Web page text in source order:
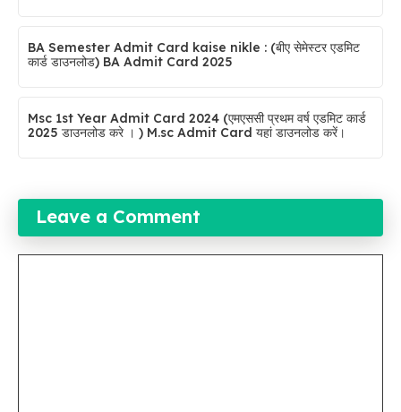
BA Semester Admit Card kaise nikle : (बीए सेमेस्टर एडमिट
कार्ड डाउनलोड) BA Admit Card 2025
Msc 1st Year Admit Card 2024 (एमएससी प्रथम वर्ष एडमिट कार्ड
2025 डाउनलोड करे । ) M.sc Admit Card यहां डाउनलोड करें।
Leave a Comment